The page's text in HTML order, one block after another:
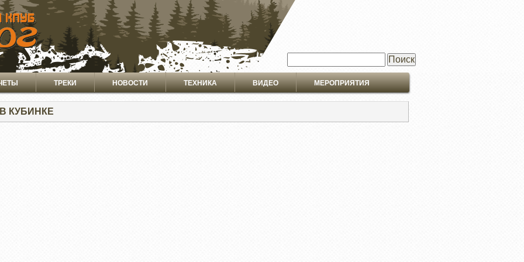
ТРЕКИ НОВОСТИ ТЕХНИКА ВИДЕО МЕРОПРИЯТИЯ
КУБИНКЕ